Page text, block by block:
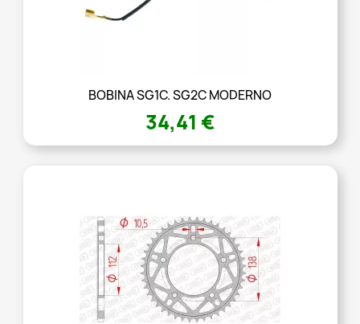
BOBINA SG1C. SG2C MODERNO
34,41 €